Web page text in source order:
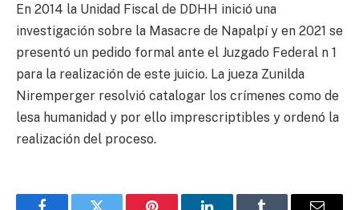
En 2014 la Unidad Fiscal de DDHH inició una
investigación sobre la Masacre de Napalpí y en 2021 se
presentó un pedido formal ante el Juzgado Federal n 1
para la realización de este juicio. La jueza Zunilda
Niremperger resolvió catalogar los crímenes como de
lesa humanidad y por ello imprescriptibles y ordenó la
realización del proceso.